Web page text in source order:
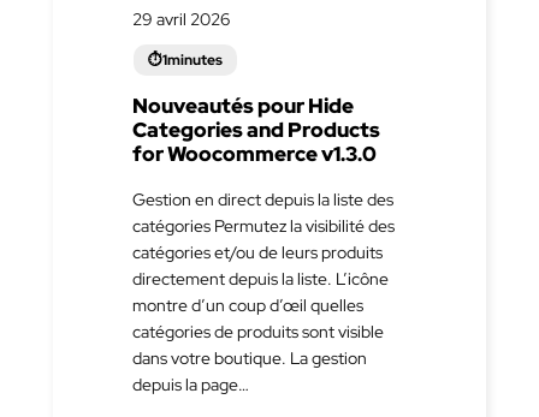
29 avril 2026
Nouveautés pour Hide
Categories and Products
for Woocommerce v1.3.0
Gestion en direct depuis la liste des
catégories Permutez la visibilité des
catégories et/ou de leurs produits
directement depuis la liste. L’icône
montre d’un coup d’œil quelles
catégories de produits sont visible
dans votre boutique. La gestion
depuis la page…